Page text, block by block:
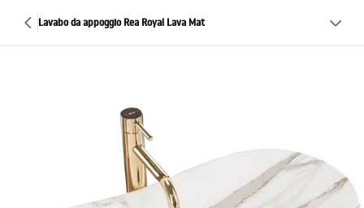
Lavabo da appoggio Rea Royal Lava Mat